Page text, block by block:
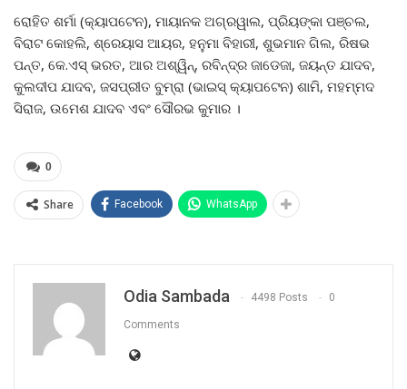
ରୋହିତ ଶର୍ମା (କ୍ୟାପଟେନ), ମାୟାନକ ଅଗ୍ରୱାଲ, ପ୍ରିୟଙ୍କା ପଞ୍ଚଲ,
ବିରାଟ କୋହଲି, ଶ୍ରେୟାସ ଆୟର, ହନୁମା ବିହାରୀ, ଶୁଭମାନ ଗିଲ, ରିଷଭ
ପନ୍ତ, କେ.ଏସ୍ ଭରତ, ଆର ଅଶ୍ୱିନ୍, ରବିନ୍ଦ୍ର ଜାଡେଜା, ଜୟନ୍ତ ଯାଦବ,
କୁଲଦୀପ ଯାଦବ, ଜସପ୍ରୀତ ବୁମ୍ରା (ଭାଇସ୍ କ୍ୟାପଟେନ) ଶାମି, ମହମ୍ମଦ
ସିରାଜ, ଉମେଶ ଯାଦବ ଏବଂ ସୌରଭ କୁମାର ।
0
Share Facebook WhatsApp
Odia Sambada 4498 Posts 0
Comments